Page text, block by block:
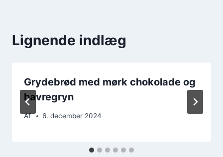
Lignende indlæg
Grydebrød med mørk chokolade og
havregryn
Af 6. december 2024